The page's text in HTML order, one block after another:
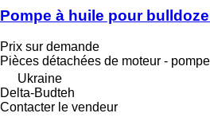
Pompe à huile pour
Prix sur demande
Pièces détachées de moteur -
Ukraine
Delta-Budteh
Contacter le vendeur